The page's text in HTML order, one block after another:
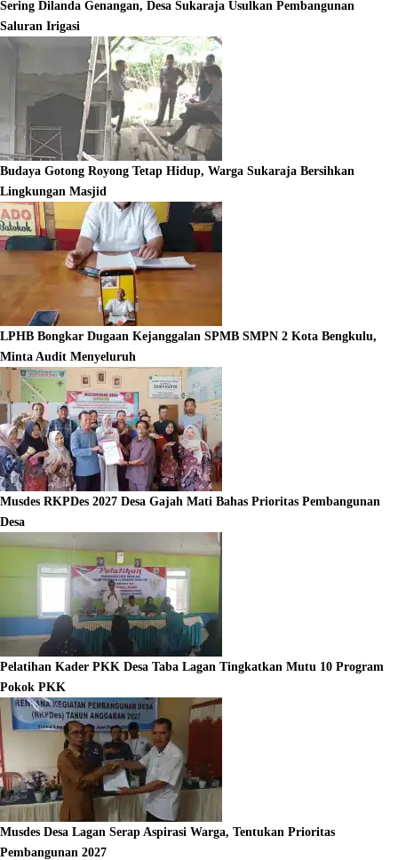
Sering Dilanda Genangan, Desa Sukaraja Usulkan Pembangunan
Saluran Irigasi
Budaya Gotong Royong Tetap Hidup, Warga Sukaraja Bersihkan
Lingkungan Masjid
LPHB Bongkar Dugaan Kejanggalan SPMB SMPN 2 Kota Bengkulu,
Minta Audit Menyeluruh
Musdes RKPDes 2027 Desa Gajah Mati Bahas Prioritas Pembangunan
Desa
Pelatihan Kader PKK Desa Taba Lagan Tingkatkan Mutu 10 Program
Pokok PKK
Musdes Desa Lagan Serap Aspirasi Warga, Tentukan Prioritas
Pembangunan 2027